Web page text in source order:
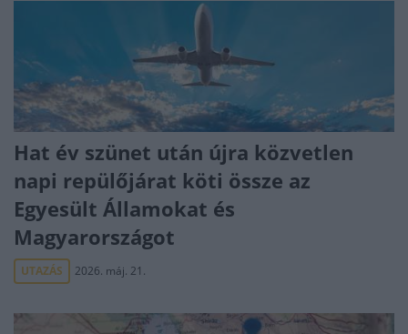
Hat év szünet után újra közvetlen
napi repülőjárat köti össze az
Egyesült Államokat és
Magyarországot
UTAZÁS 2026. máj. 21.